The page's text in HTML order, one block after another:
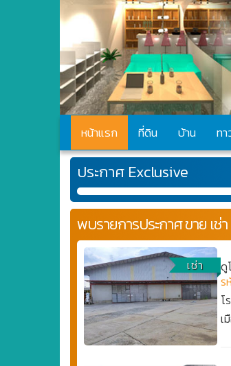
หน้าแรก ที่ดิน บ้าน ท
ประกาศ Exclusive
พบรายการประกาศ ขาย เ
เช่า
ดู
ร
โ
เ